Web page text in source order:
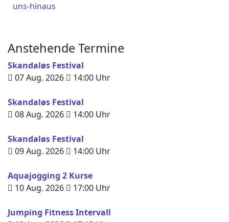
uns-hinaus
Anstehende Termine
Skandaløs Festival
07 Aug. 2026
14:00 Uhr
Skandaløs Festival
08 Aug. 2026
14:00 Uhr
Skandaløs Festival
09 Aug. 2026
14:00 Uhr
Aquajogging 2 Kurse
10 Aug. 2026
17:00 Uhr
Jumping Fitness Intervall